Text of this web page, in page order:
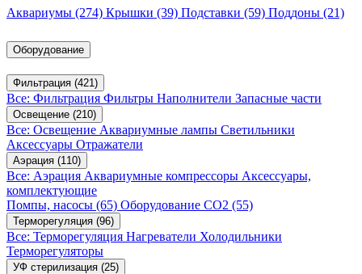
Аквариумы (274) Крышки (39) Подставки (59) Поддоны (21)
Оборудование
Фильтрация (421)
Все: Фильтрация Фильтры Наполнители Запасные части
Освещение (210)
Все: Освещение Аквариумные лампы Светильники
Аксессуары Отражатели
Аэрация (110)
Все: Аэрация Аквариумные компрессоры Аксессуары,
комплектующие
Помпы, насосы (65) Оборудование CO2 (55)
Терморегуляция (96)
Все: Терморегуляция Нагреватели Холодильники
Терморегуляторы
УФ стерилизация (25)